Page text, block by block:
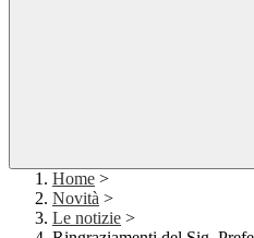
Home >
Novità >
Le notizie >